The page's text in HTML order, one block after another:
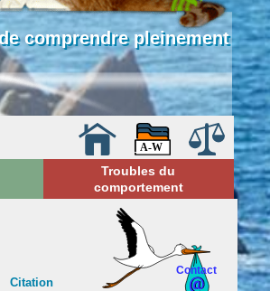
comprendre pleinement
Troubles du
comportement
Contact
Citation